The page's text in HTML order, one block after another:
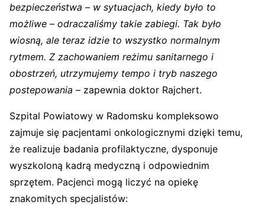
bezpieczeństwa – w sytuacjach, kiedy było to
możliwe – odraczaliśmy takie zabiegi. Tak było
wiosną, ale teraz idzie to wszystko normalnym
rytmem. Z zachowaniem reżimu sanitarnego i
obostrzeń, utrzymujemy tempo i tryb naszego
postepowania – zapewnia doktor Rajchert.
Szpital Powiatowy w Radomsku kompleksowo
zajmuje się pacjentami onkologicznymi dzięki temu,
że realizuje badania profilaktyczne, dysponuje
wyszkoloną kadrą medyczną i odpowiednim
sprzętem. Pacjenci mogą liczyć na opiekę
znakomitych specjalistów: